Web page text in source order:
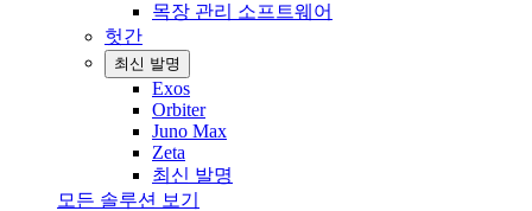
목장 관리 소프트웨어
헛간
최신 발명
Exos
Orbiter
Juno Max
Zeta
최신 발명
모든 솔루션 보기